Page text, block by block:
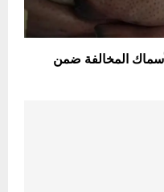
80 كيلو من الأسماك المخالفة ضمن